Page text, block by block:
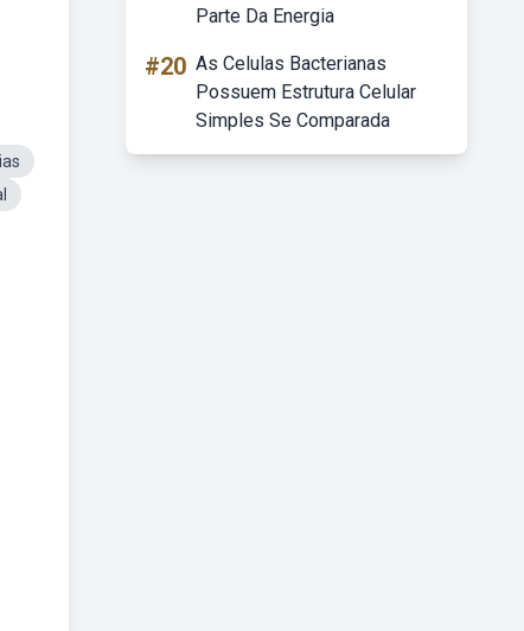
Parte Da Energia
#20 As Celulas Bacterianas
Possuem Estrutura Celular
Simples Se Comparada